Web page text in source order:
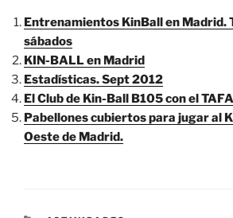
Entrenamientos KinBall en Madrid.
sábados
KIN-BALL en Madrid
Estadísticas. Sept 2012
El Club de Kin-Ball B105 con el
Pabellones cubiertos para jugar al
Oeste de Madrid.